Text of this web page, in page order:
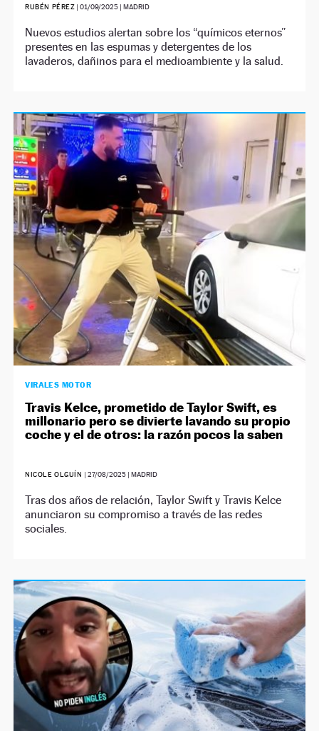
RUBÉN PÉREZ |01/09/2025 | MADRID
Nuevos estudios alertan sobre los “químicos eternos”
presentes en las espumas y detergentes de los
lavaderos, dañinos para el medioambiente y la salud.
VIRALES MOTOR
Travis Kelce, prometido de Taylor Swift, es
millonario pero se divierte lavando su propio
coche y el de otros: la razón pocos la saben
NICOLE OLGUÍN | 27/08/2025| MADRID
Tras dos años de relación, Taylor Swift y Travis Kelce
anunciaron su compromiso a través de las redes
sociales.